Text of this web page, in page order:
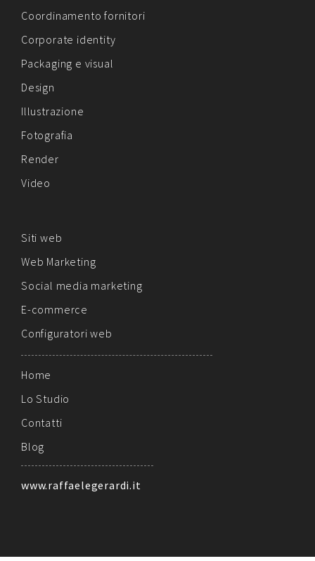
Coordinamento fornitori
Corporate identity
Packaging e visual
Design
Illustrazione
Fotografia
Render
Video
Siti web
Web Marketing
Social media marketing
E-commerce
Configuratori web
Home
Lo Studio
Contatti
Blog
www.raffaelegerardi.it